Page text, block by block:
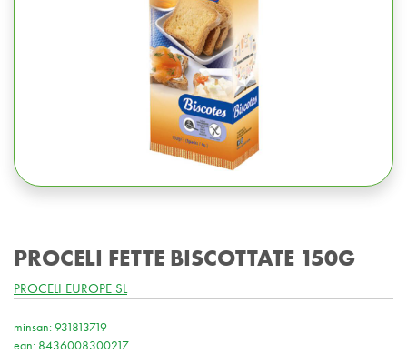
PROCELI FETTE BISCOTTATE 150G
PROCELI EUROPE SL
minsan: 931813719
ean: 8436008300217